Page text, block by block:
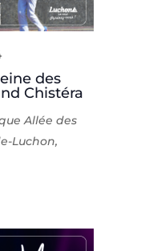
des
Chistéra
Allée des
Luchon,